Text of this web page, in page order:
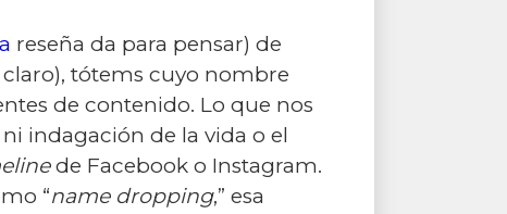
reseña da para pensar) de
tótems cuyo nombre
de contenido. Lo que nos
indagación de la vida o el
de Facebook o Instagram.
“name dropping,” esa